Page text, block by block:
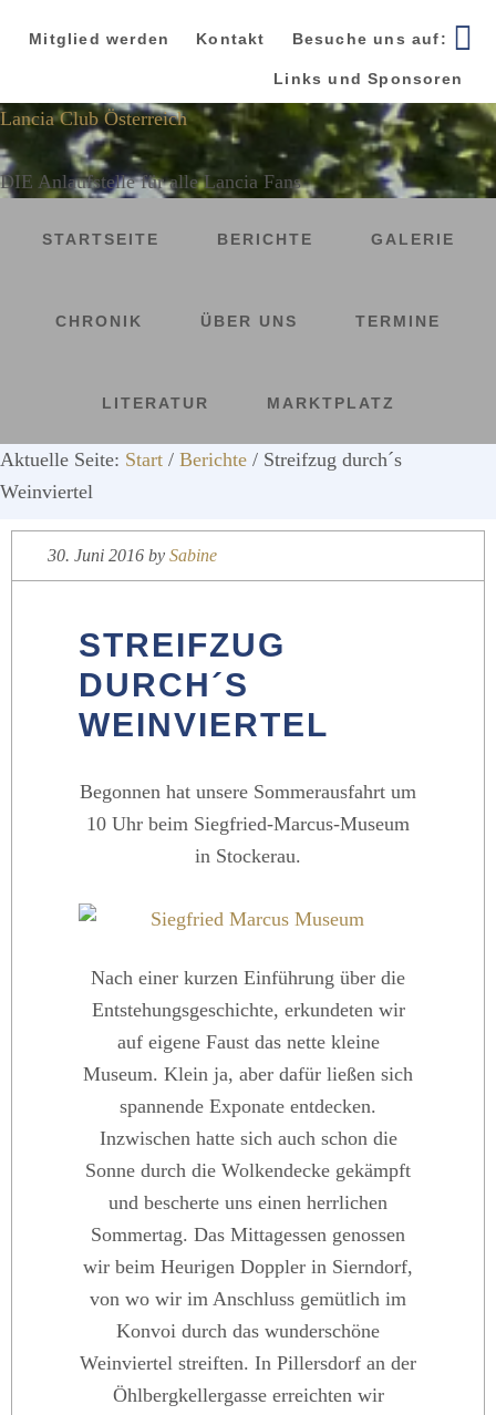
Hauptnavigation
Inhalt
Seitenspalte
Mitglied werden Kontakt Besuche uns auf:
Links und Sponsoren
Lancia Club Österreich
DIE Anlaufstelle für alle Lancia Fans
STARTSEITE BERICHTE GALERIE
CHRONIK ÜBER UNS TERMINE
LITERATUR MARKTPLATZ
Aktuelle Seite: Start / Berichte / Streifzug durch´s
Weinviertel
30. Juni 2016 by Sabine
STREIFZUG
DURCH´S
WEINVIERTEL
Begonnen hat unsere Sommerausfahrt um
10 Uhr beim Siegfried-Marcus-Museum
in Stockerau.
Nach einer kurzen Einführung über die
Entstehungsgeschichte, erkundeten wir
auf eigene Faust das nette kleine
Museum. Klein ja, aber dafür ließen sich
spannende Exponate entdecken.
Inzwischen hatte sich auch schon die
Sonne durch die Wolkendecke gekämpft
und bescherte uns einen herrlichen
Sommertag. Das Mittagessen genossen
wir beim Heurigen Doppler in Sierndorf,
von wo wir im Anschluss gemütlich im
Konvoi durch das wunderschöne
Weinviertel streiften. In Pillersdorf an der
Öhlbergkellergasse erreichten wir